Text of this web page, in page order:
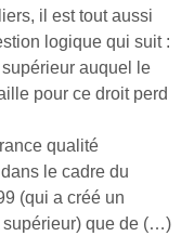
il est tout aussi
logique qui suit :
auquel le
pour ce droit perd
qualité
le cadre du
(qui a créé un
supérieur) que de (…)